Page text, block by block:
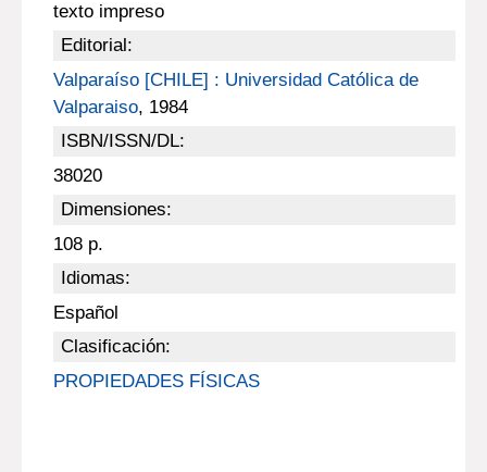
texto impreso
Editorial:
Valparaíso [CHILE] : Universidad Católica de
Valparaiso, 1984
ISBN/ISSN/DL:
38020
Dimensiones:
108 p.
Idiomas:
Español
Clasificación:
PROPIEDADES FÍSICAS